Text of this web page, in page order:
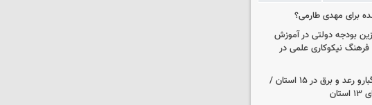
برای مهدی طارمی؟
بودجه دولتی در آموزش
نیکوکاری علمی در
هواشناسی ایران| رگبارو رعد و برق در ۱۵ استان /